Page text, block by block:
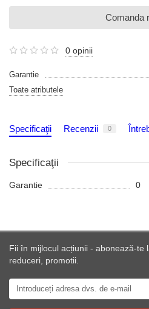
Comanda
0 opinii
Garantie
Toate atributele
Specificaţii Recenzii 0
Specificaţii
Garantie 0
Fii în mijlocul acțiunii - abonează-te
reduceri, promotii.